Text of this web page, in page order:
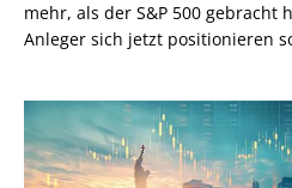
mehr, als der S&P 500 gebracht
Anleger sich jetzt positionieren